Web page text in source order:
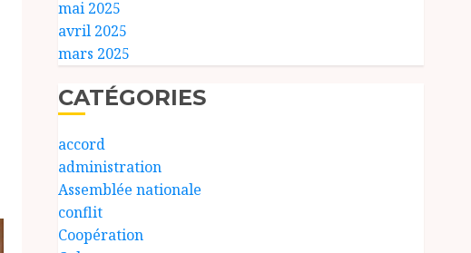
mai 2025
avril 2025
mars 2025
CATÉGORIES
accord
administration
Assemblée nationale
conflit
Coopération